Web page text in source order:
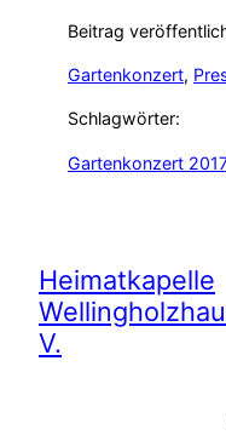
Beitrag
Gartenkonzert,
Schlagwörter:
Gartenkonzert
Heimatkapelle
V.